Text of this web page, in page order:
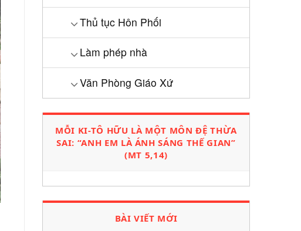
Thủ tục Hôn Phối
Làm phép nhà
Văn Phòng Giáo Xứ
MỖI KI-TÔ HỮU LÀ MỘT MÔN ĐỆ THỪA
SAI: “ANH EM LÀ ÁNH SÁNG THẾ GIAN”
(MT 5,14)
BÀI VIẾT MỚI